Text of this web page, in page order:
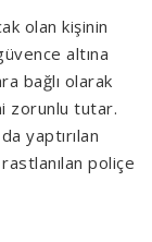
olan kişinin
altına
bağlı olarak
zorunlu tutar.
yaptırılan
poliçe